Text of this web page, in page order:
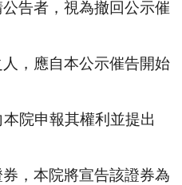
告者，視為撤回公示催
，應自本公示催告開始
院申報其權利並提出
，本院將宣告該證券為